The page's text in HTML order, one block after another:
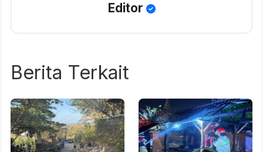
Editor
Berita Terkait